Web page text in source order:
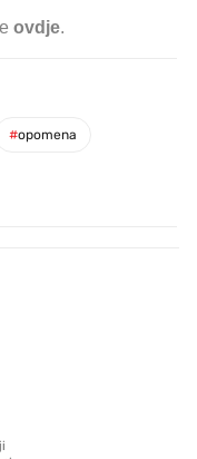
ovdje.
#opomena